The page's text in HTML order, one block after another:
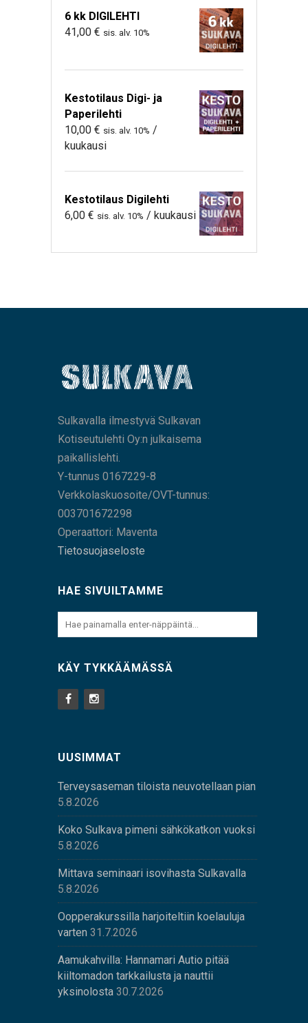
6 kk DIGILEHTI
41,00 € sis. alv. 10%
Kestotilaus Digi- ja
Paperilehti
10,00 € sis. alv. 10% /
kuukausi
Kestotilaus Digilehti
6,00 € sis. alv. 10% / kuukausi
Sulkavalla ilmestyvä Sulkavan
Kotiseutulehti Oy:n julkaisema
paikallislehti.
Y-tunnus 0167229-8
Verkkolaskuosoite/OVT-tunnus:
003701672298
Operaattori: Maventa
Tietosuojaseloste
HAE SIVUILTAMME
KÄY TYKKÄÄMÄSSÄ
UUSIMMAT
Terveysaseman tiloista neuvotellaan pian
5.8.2026
Koko Sulkava pimeni sähkökatkon vuoksi
5.8.2026
Mittava seminaari isovihasta Sulkavalla
5.8.2026
Oopperakurssilla harjoiteltiin koelauluja
varten 31.7.2026
Aamukahvilla: Hannamari Autio pitää
kiiltomadon tarkkailusta ja nauttii
yksinolosta 30.7.2026